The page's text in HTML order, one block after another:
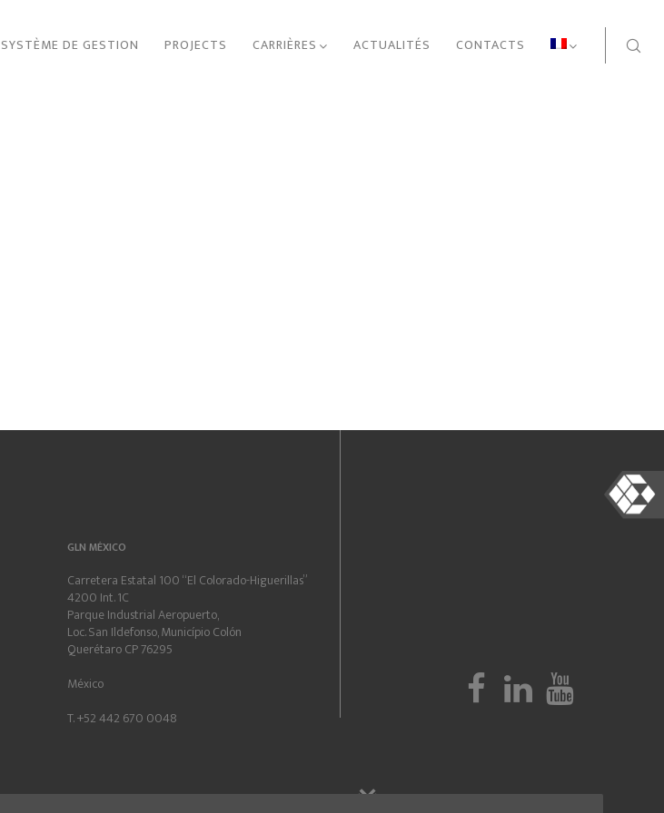
SYSTÈME DE GESTION PROJECTS CARRIÈRES ACTUALITÉS CONTACTS
GLN MÉXICO
Carretera Estatal 100 “El Colorado-Higuerillas”
4200 Int. 1C
Parque Industrial Aeropuerto,
Loc. San Ildefonso, Município Colón
Querétaro CP 76295
México
T. +52 442 670 0048